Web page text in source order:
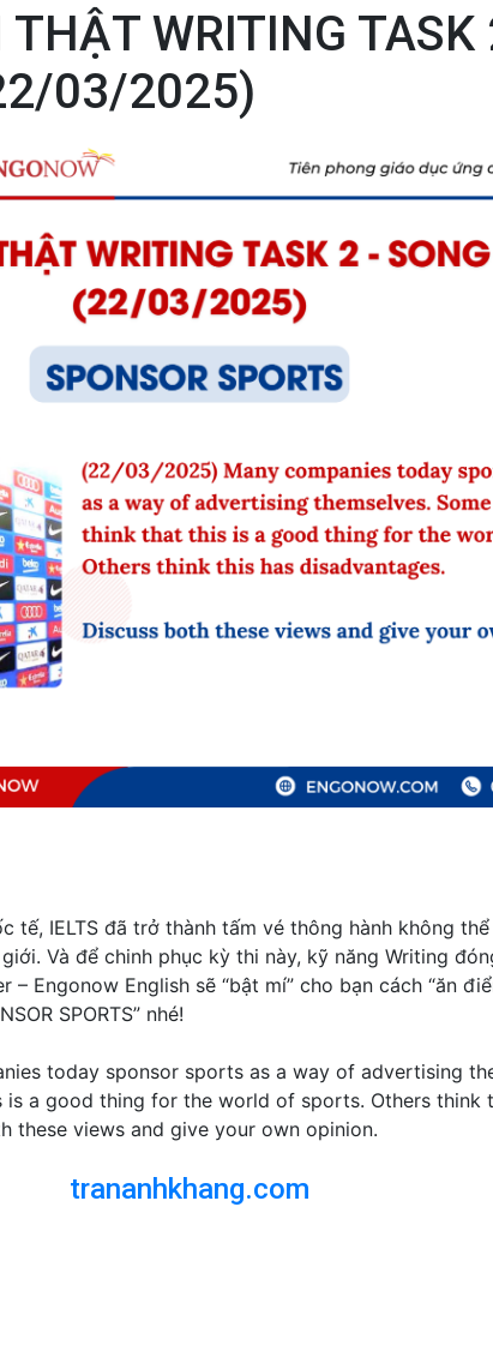
WRITING TASK
03/2025)
tế, IELTS đã trở thành tấm vé thông hành không
Và để chinh phục kỳ thi này, kỹ năng Writing
– Engonow English sẽ “bật mí” cho bạn cách “ăn
SPORTS” nhé!
today sponsor sports as a way of advertising
is a good thing for the world of sports. Others think
these views and give your own opinion.
trananhkhang.com